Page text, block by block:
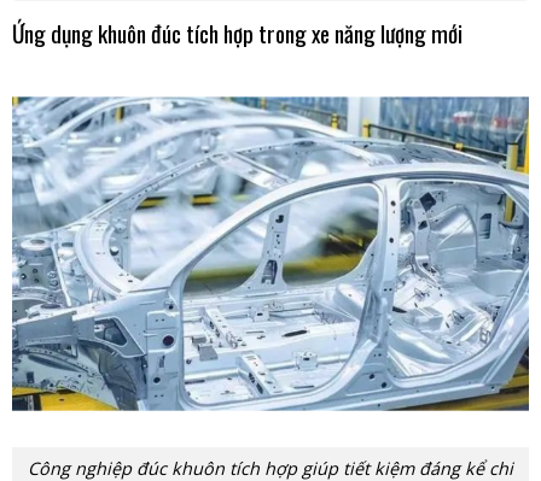
Ứng dụng khuôn đúc tích hợp trong xe năng lượng mới
Công nghiệp đúc khuôn tích hợp giúp tiết kiệm đáng kể chi